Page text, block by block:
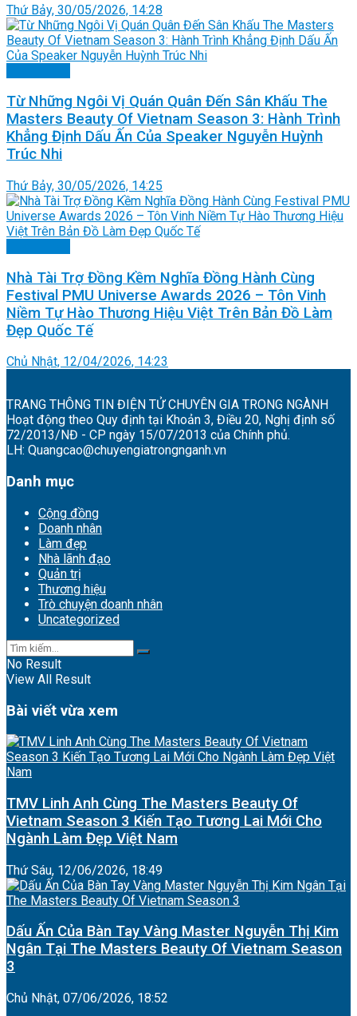
Thứ Bảy, 30/05/2026, 14:28
Từ Những Ngôi Vị Quán Quân Đến Sân Khấu The
Masters Beauty Of Vietnam Season 3: Hành Trình
Khẳng Định Dấu Ấn Của Speaker Nguyễn Huỳnh
Trúc Nhi
Thứ Bảy, 30/05/2026, 14:25
Nhà Tài Trợ Đồng Kềm Nghĩa Đồng Hành Cùng
Festival PMU Universe Awards 2026 – Tôn Vinh
Niềm Tự Hào Thương Hiệu Việt Trên Bản Đồ Làm
Đẹp Quốc Tế
Chủ Nhật, 12/04/2026, 14:23
TRANG THÔNG TIN ĐIỆN TỬ CHUYÊN GIA TRONG NGÀNH
Hoạt động theo Quy định tại Khoản 3, Điều 20, Nghị định số
72/2013/NĐ - CP ngày 15/07/2013 của Chính phủ.
LH: Quangcao@chuyengiatrongnganh.vn
Danh mục
Cộng đồng
Doanh nhân
Làm đẹp
Nhà lãnh đạo
Quản trị
Thương hiệu
Trò chuyện doanh nhân
Uncategorized
No Result
View All Result
Bài viết vừa xem
TMV Linh Anh Cùng The Masters Beauty Of
Vietnam Season 3 Kiến Tạo Tương Lai Mới Cho
Ngành Làm Đẹp Việt Nam
Thứ Sáu, 12/06/2026, 18:49
Dấu Ấn Của Bàn Tay Vàng Master Nguyễn Thị Kim
Ngân Tại The Masters Beauty Of Vietnam Season
3
Chủ Nhật, 07/06/2026, 18:52